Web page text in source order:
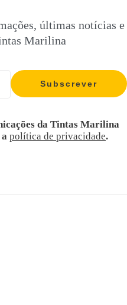
últimas notícias e
Marilina
da Tintas Marilina
política de privacidade.